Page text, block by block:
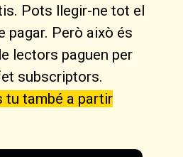
Pots llegir-ne tot el
pagar. Però això és
lectors paguen per
subscriptors.
tu també a partir